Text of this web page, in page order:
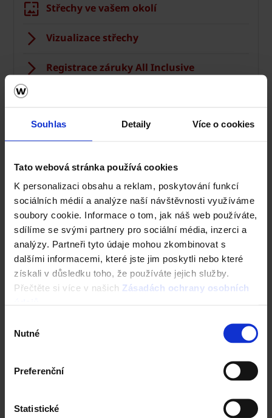
Souhlas Detaily Více o cookies
Tato webová stránka používá cookies
K personalizaci obsahu a reklam, poskytování funkcí
sociálních médií a analýze naší návštěvnosti využíváme
soubory cookie. Informace o tom, jak náš web používáte,
sdílíme se svými partnery pro sociální média, inzerci a
analýzy. Partneři tyto údaje mohou zkombinovat s
dalšími informacemi, které jste jim poskytli nebo které
získali v důsledku toho, že používáte jejich služby.
Přečtěte si více v našich Zásadách ochrany osobních
souhlasu
Nutné
Preferenční
Statistické
Střechy ve vašem okolí
Vizualizace střechy
Registrace záruky All Inclusive
Fasáda Terca